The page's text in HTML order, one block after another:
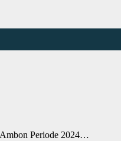
Periode 2024…